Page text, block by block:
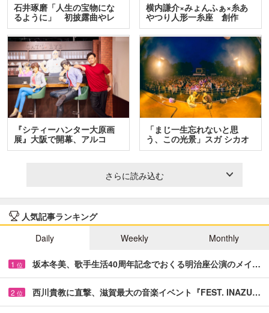
石井琢磨「人生の宝物にな
るように」 初披露曲やレ
ア…
横内謙介×みょんふぁ×糸あ
やつり人形一糸座 創作
人…
『シティーハンター大原画
展』大阪で開幕、アルコ
＆…
「まじ一生忘れないと思
う、この光景」スガ シカオ
と…
さらに読み込む
人気記事ランキング
Daily
Weekly Monthly
1 位 坂本冬美、歌手生活40周年記念でおくる明治座公演のメイ…
2 位 西川貴教に直撃、滋賀最大の音楽イベント『FEST. INAZU…